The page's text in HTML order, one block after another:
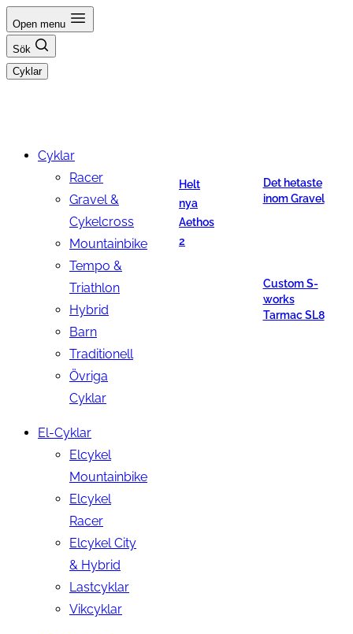
Hoppa
till
innehåll
Open menu
Sök
Cyklar
Cyklar
Racer
Gravel &
Cykelcross
Mountainbike
Tempo &
Triathlon
Hybrid
Barn
Traditionell
Övriga
Cyklar
El-Cyklar
Elcykel
Mountainbike
Elcykel
Racer
Elcykel City
& Hybrid
Lastcyklar
Vikcyklar
Helt
nya
Aethos
2
Det hetaste
inom Gravel
Custom S-
works
Tarmac SL8